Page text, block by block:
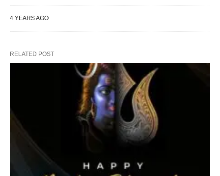
4 YEARS AGO
RELATED POST